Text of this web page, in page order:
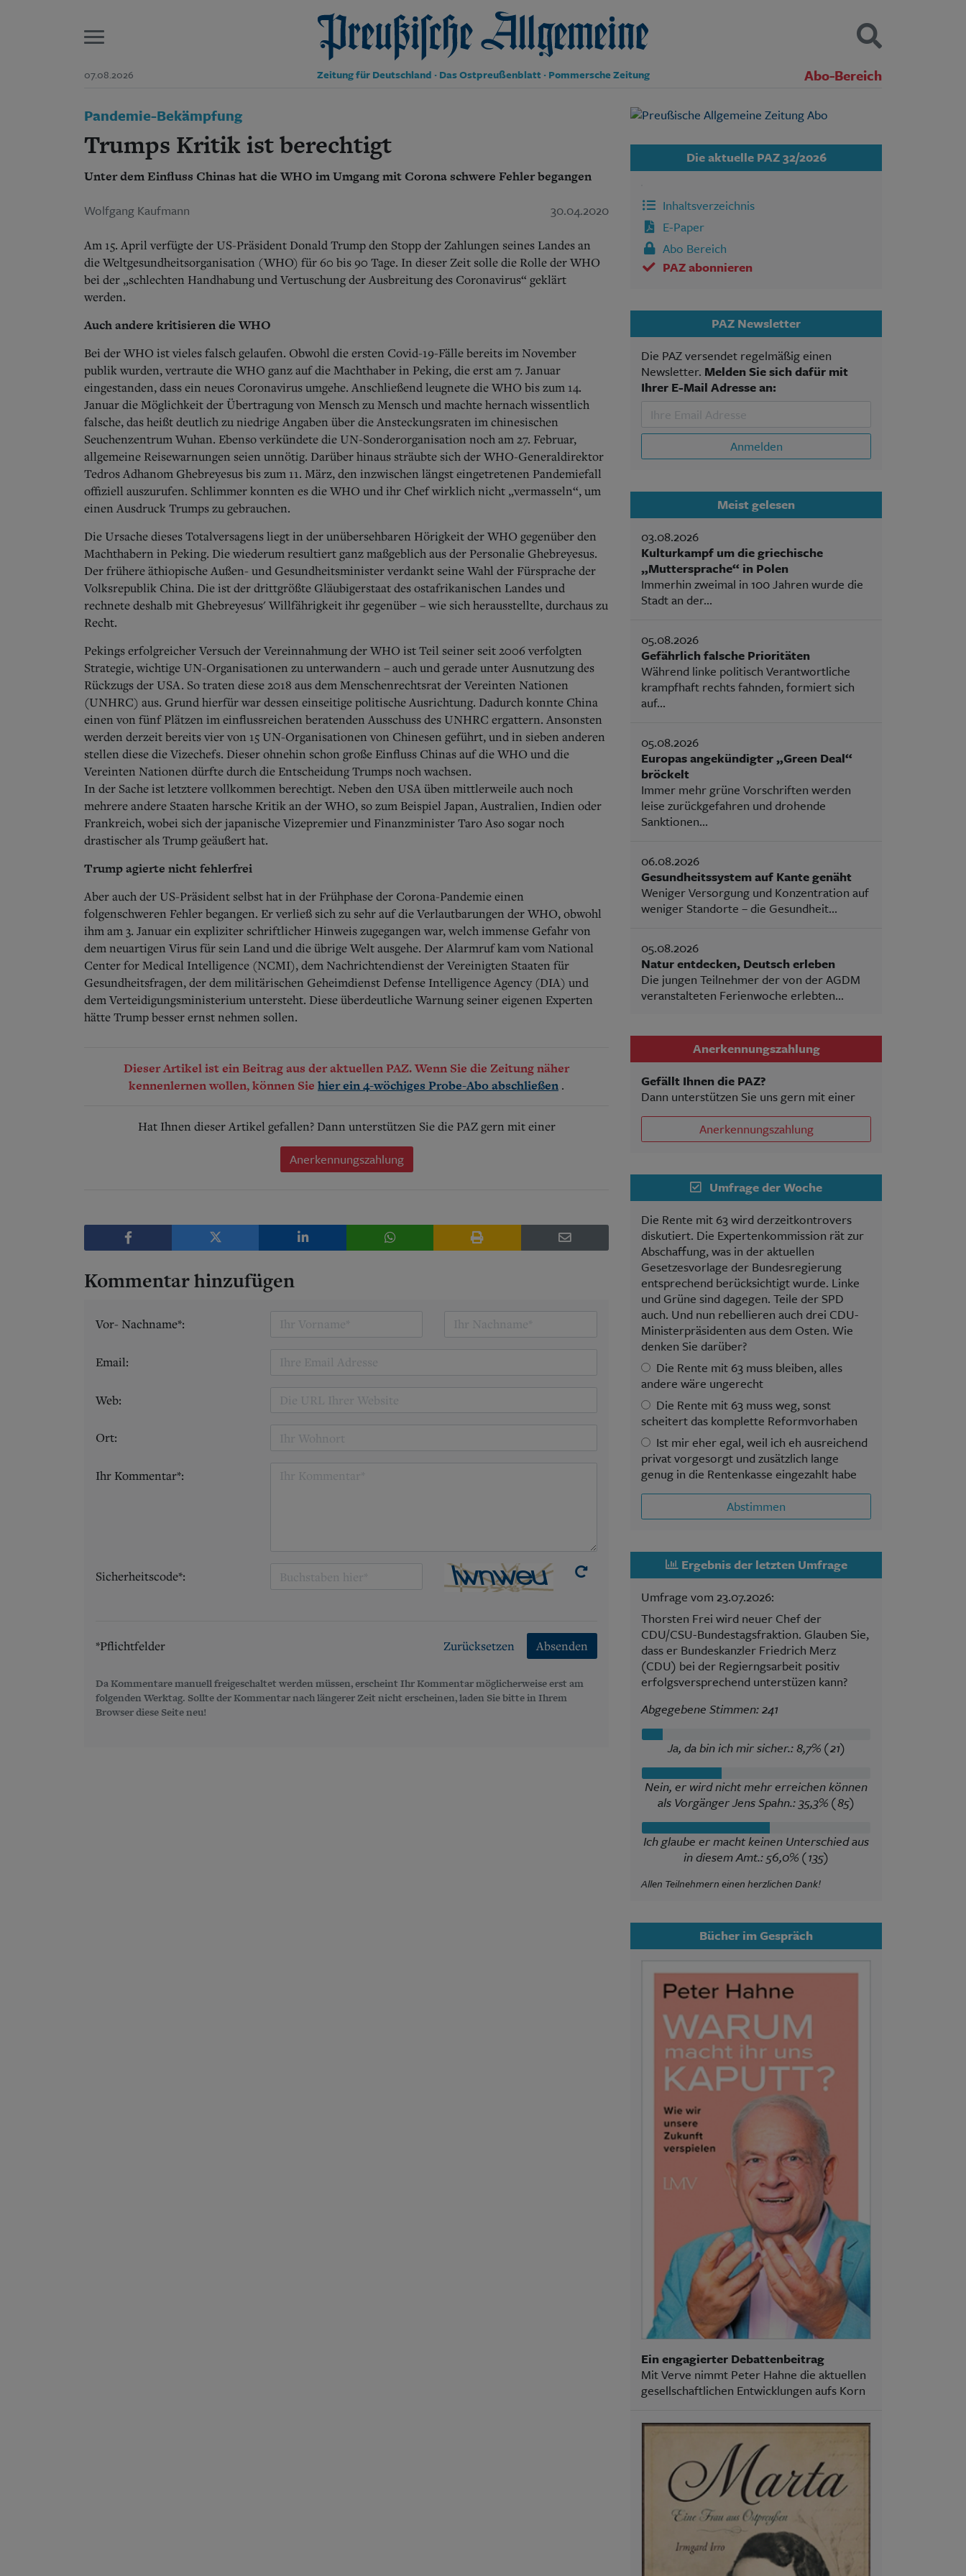
07.08.2026 Preußische Allgemeine Zeitung
Zeitung für Deutschland · Das Ostpreußenblatt · Pommersche Zeitung Abo-Bereich
Start
Aktuelle Ausgabe
Abonnenten-Login
Abonnent werden
Archiv
Mediadaten
Gesellschaft
Pommern
Berlin-Brandenburg
Schlesien
Danzig und Westpreußen
Kontakt
Datenschutz
Suchen und finden
SUCHEN
Pandemie-Bekämpfung
Trumps Kritik ist berechtigt
Unter dem Einfluss Chinas hat die WHO im Umgang mit Corona schwere Fehler begangen
Wolfgang Kaufmann 30.04.2020
Am 15. April verfügte der US-Präsident Donald Trump den Stopp der Zahlungen seines Landes an
die Weltgesundheitsorganisation (WHO) für 60 bis 90 Tage. In dieser Zeit solle die Rolle der WHO
bei der „schlechten Handhabung und Vertuschung der Ausbreitung des Coronavirus“ geklärt
werden.
Auch andere kritisieren die WHO
Bei der WHO ist vieles falsch gelaufen. Obwohl die ersten Covid-19-Fälle bereits im November
publik wurden, vertraute die WHO ganz auf die Machthaber in Peking, die erst am 7. Januar
eingestanden, dass ein neues Coronavirus umgehe. Anschließend leugnete die WHO bis zum 14.
Januar die Möglichkeit der Übertragung von Mensch zu Mensch und machte hernach wissentlich
falsche, das heißt deutlich zu niedrige Angaben über die Ansteckungsraten im chinesischen
Seuchenzentrum Wuhan. Ebenso verkündete die UN-Sonderorganisation noch am 27. Februar,
allgemeine Reisewarnungen seien unnötig. Darüber hinaus sträubte sich der WHO-Generaldirektor
Tedros Adhanom Ghebreyesus bis zum 11. März, den inzwischen längst eingetretenen Pandemiefall
offiziell auszurufen. Schlimmer konnten es die WHO und ihr Chef wirklich nicht „vermasseln“, um
einen Ausdruck Trumps zu gebrauchen.
Die Ursache dieses Totalversagens liegt in der unübersehbaren Hörigkeit der WHO gegenüber den
Machthabern in Peking. Die wiederum resultiert ganz maßgeblich aus der Personalie Ghebreyesus.
Der frühere äthiopische Außen- und Gesundheitsminister verdankt seine Wahl der Fürsprache der
Volksrepublik China. Die ist der drittgrößte Gläubigerstaat des ostafrikanischen Landes und
rechnete deshalb mit Ghebreyesus' Willfährigkeit ihr gegenüber – wie sich herausstellte, durchaus zu
Recht.
Pekings erfolgreicher Versuch der Vereinnahmung der WHO ist Teil seiner seit 2006 verfolgten
Strategie, wichtige UN-Organisationen zu unterwandern – auch und gerade unter Ausnutzung des
Rückzugs der USA. So traten diese 2018 aus dem Menschenrechtsrat der Vereinten Nationen
(UNHRC) aus. Grund hierfür war dessen einseitige politische Ausrichtung. Dadurch konnte China
einen von fünf Plätzen im einflussreichen beratenden Ausschuss des UNHRC ergattern. Ansonsten
werden derzeit bereits vier von 15 UN-Organisationen von Chinesen geführt, und in sieben anderen
stellen diese die Vizechefs. Dieser ohnehin schon große Einfluss Chinas auf die WHO und die
Vereinten Nationen dürfte durch die Entscheidung Trumps noch wachsen.
In der Sache ist letztere vollkommen berechtigt. Neben den USA üben mittlerweile auch noch
mehrere andere Staaten harsche Kritik an der WHO, so zum Beispiel Japan, Australien, Indien oder
Frankreich, wobei sich der japanische Vizepremier und Finanzminister Taro Aso sogar noch
drastischer als Trump geäußert hat.
Trump agierte nicht fehlerfrei
Aber auch der US-Präsident selbst hat in der Frühphase der Corona-Pandemie einen
folgenschweren Fehler begangen. Er verließ sich zu sehr auf die Verlautbarungen der WHO, obwohl
ihm am 3. Januar ein expliziter schriftlicher Hinweis zugegangen war, welch immense Gefahr von
dem neuartigen Virus für sein Land und die übrige Welt ausgehe. Der Alarmruf kam vom National
Center for Medical Intelligence (NCMI), dem Nachrichtendienst der Vereinigten Staaten für
Gesundheitsfragen, der dem militärischen Geheimdienst Defense Intelligence Agency (DIA) und
dem Verteidigungsministerium untersteht. Diese überdeutliche Warnung seiner eigenen Experten
hätte Trump besser ernst nehmen sollen.
Dieser Artikel ist ein Beitrag aus der aktuellen PAZ. Wenn Sie die Zeitung näher
kennenlernen wollen, können Sie hier ein 4-wöchiges Probe-Abo abschließen .
Hat Ihnen dieser Artikel gefallen? Dann unterstützen Sie die PAZ gern mit einer
Anerkennungszahlung
Kommentar hinzufügen
Vor- Nachname*:
Email:
Web:
Ort:
Ihr Kommentar*:
Sicherheitscode*:
*Pflichtfelder Zurücksetzen Absenden
Da Kommentare manuell freigeschaltet werden müssen, erscheint Ihr Kommentar möglicherweise erst am
folgenden Werktag. Sollte der Kommentar nach längerer Zeit nicht erscheinen, laden Sie bitte in Ihrem
Browser diese Seite neu!
Die aktuelle PAZ 32/2026
Inhaltsverzeichnis
E-Paper
Abo Bereich
PAZ abonnieren
PAZ Newsletter
Die PAZ versendet regelmäßig einen
Newsletter. Melden Sie sich dafür mit
Ihrer E-Mail Adresse an:
Anmelden
Meist gelesen
03.08.2026
Kulturkampf um die griechische
„Muttersprache“ in Polen
Immerhin zweimal in 100 Jahren wurde die
Stadt an der...
05.08.2026
Gefährlich falsche Prioritäten
Während linke politisch Verantwortliche
krampfhaft rechts fahnden, formiert sich
auf...
05.08.2026
Europas angekündigter „Green Deal“
bröckelt
Immer mehr grüne Vorschriften werden
leise zurückgefahren und drohende
Sanktionen...
06.08.2026
Gesundheitssystem auf Kante genäht
Weniger Versorgung und Konzentration auf
weniger Standorte – die Gesundheit...
05.08.2026
Natur entdecken, Deutsch erleben
Die jungen Teilnehmer der von der AGDM
veranstalteten Ferienwoche erlebten...
Anerkennungszahlung
Gefällt Ihnen die PAZ?
Dann unterstützen Sie uns gern mit einer
Anerkennungszahlung
Umfrage der Woche
Die Rente mit 63 wird derzeitkontrovers
diskutiert. Die Expertenkommission rät zur
Abschaffung, was in der aktuellen
Gesetzesvorlage der Bundesregierung
entsprechend berücksichtigt wurde. Linke
und Grüne sind dagegen. Teile der SPD
auch. Und nun rebellieren auch drei CDU-
Ministerpräsidenten aus dem Osten. Wie
denken Sie darüber?
Die Rente mit 63 muss bleiben, alles
andere wäre ungerecht
Die Rente mit 63 muss weg, sonst
scheitert das komplette Reformvorhaben
Ist mir eher egal, weil ich eh ausreichend
privat vorgesorgt und zusätzlich lange
genug in die Rentenkasse eingezahlt habe
Abstimmen
Ergebnis der letzten Umfrage
Umfrage vom 23.07.2026:
Thorsten Frei wird neuer Chef der
CDU/CSU-Bundestagsfraktion. Glauben Sie,
dass er Bundeskanzler Friedrich Merz
(CDU) bei der Regierngsarbeit positiv
erfolgsversprechend unterstüzen kann?
Abgegebene Stimmen: 241
Ja, da bin ich mir sicher.: 8,7% (21)
Nein, er wird nicht mehr erreichen können
als Vorgänger Jens Spahn.: 35,3% (85)
Ich glaube er macht keinen Unterschied aus
in diesem Amt.: 56,0% (135)
Allen Teilnehmern einen herzlichen Dank!
Bücher im Gespräch
Ein engagierter Debattenbeitrag
Mit Verve nimmt Peter Hahne die aktuellen
gesellschaftlichen Entwicklungen aufs Korn